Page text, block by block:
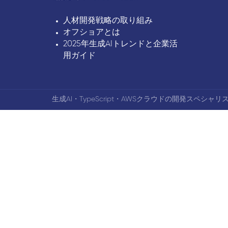
人材開発戦略の取り組み
オフショアとは
2025年生成AIトレンドと企業活
用ガイド
生成AI・TypeScript・AWSクラウドの開発スペシャリ